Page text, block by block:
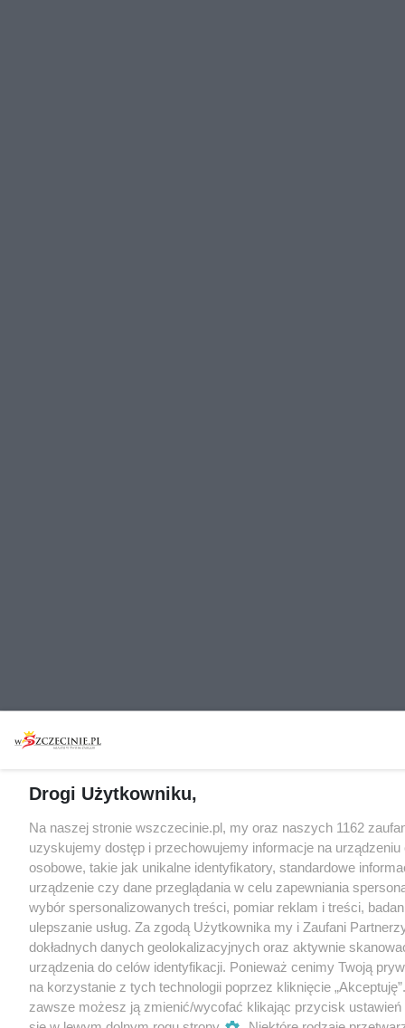
Drogi Użytkowniku,
Na naszej stronie wszczecinie.pl, my oraz naszych 1162
uzyskujemy dostęp i przechowujemy informacje na
osobowe, takie jak unikalne identyfikatory, standardowe
urządzenie czy dane przeglądania w celu zapewniania
wybór spersonalizowanych treści, pomiar reklam i treści,
ulepszanie usług. Za zgodą Użytkownika my i Zaufani
dokładnych danych geolokalizacyjnych oraz aktywnie
urządzenia do celów identyfikacji. Ponieważ cenimy Twoją
na korzystanie z tych technologii poprzez kliknięcie
zawsze możesz ją zmienić/wycofać klikając przycisk